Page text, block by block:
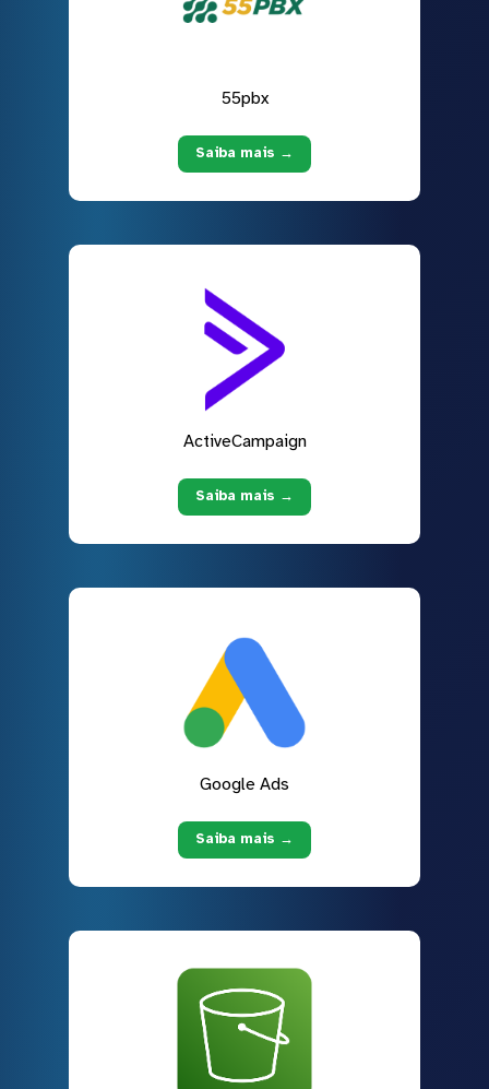
55pbx
Saiba mais →
ActiveCampaign
Saiba mais →
Google Ads
Saiba mais →